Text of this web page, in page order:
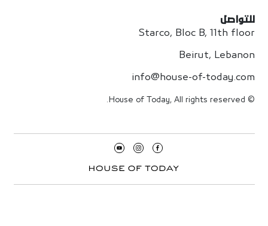
للتواصل
Starco, Bloc B, 11th floor
Beirut, Lebanon
info@house-of-today.com
© House of Today, All rights reserved.